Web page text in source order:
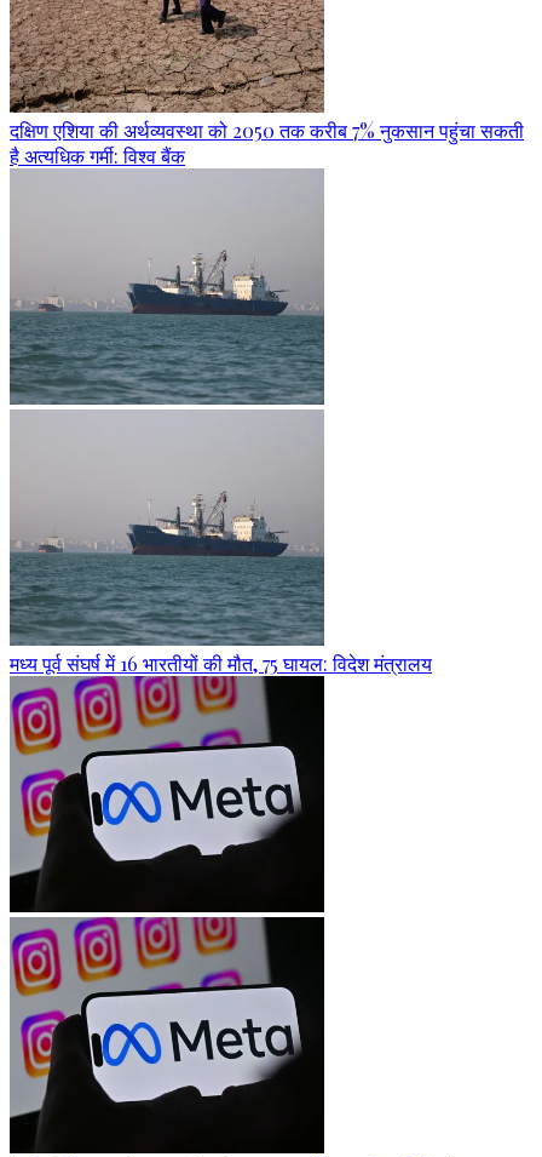
दक्षिण एशिया की अर्थव्यवस्था को 2050 तक करीब 7% नुकसान पहुंचा सकती
है अत्यधिक गर्मी: विश्व बैंक
मध्य पूर्व संघर्ष में 16 भारतीयों की मौत, 75 घायल: विदेश मंत्रालय